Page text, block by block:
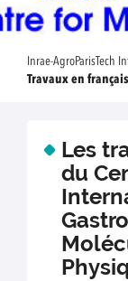
Inrae-AgroParisTech
Travaux en français
Les
du